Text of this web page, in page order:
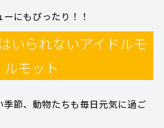
にもぴったり！！
いられないアイドルモ
ルモット
節、動物たちも毎日元気に過ご